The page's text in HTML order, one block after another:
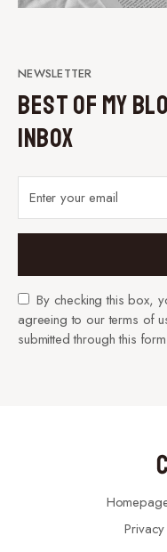
NEWSLETTER
Best of My
Inbox
By checking this box,
agreeing to our terms of
submitted through this